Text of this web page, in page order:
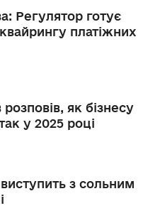
Регулятор готує
платіжних
як бізнесу
у 2025 році
з сольним